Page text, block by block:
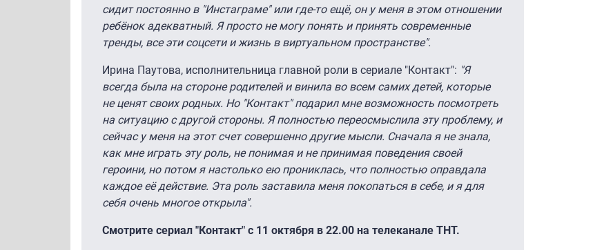
сидит постоянно в "Инстаграме" или где-то ещё, он у меня в этом отношении
ребёнок адекватный. Я просто не могу понять и принять современные
тренды, все эти соцсети и жизнь в виртуальном пространстве".
Ирина Паутова, исполнительница главной роли в сериале "Контакт": "Я
всегда была на стороне родителей и винила во всем самих детей, которые
не ценят своих родных. Но "Контакт" подарил мне возможность посмотреть
на ситуацию с другой стороны. Я полностью переосмыслила эту проблему, и
сейчас у меня на этот счет совершенно другие мысли. Сначала я не знала,
как мне играть эту роль, не понимая и не принимая поведения своей
героини, но потом я настолько ею прониклась, что полностью оправдала
каждое её действие. Эта роль заставила меня покопаться в себе, и я для
себя очень многое открыла".
Смотрите сериал "Контакт" с 11 октября в 22.00 на телеканале ТНТ.